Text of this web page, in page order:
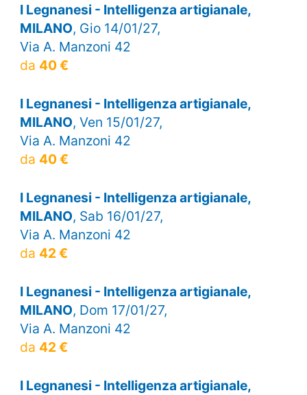
I Legnanesi - Intelligenza artigianale,
MILANO, Gio 14/01/27,
Via A. Manzoni 42
da 40 €
I Legnanesi - Intelligenza artigianale,
MILANO, Ven 15/01/27,
Via A. Manzoni 42
da 40 €
I Legnanesi - Intelligenza artigianale,
MILANO, Sab 16/01/27,
Via A. Manzoni 42
da 42 €
I Legnanesi - Intelligenza artigianale,
MILANO, Dom 17/01/27,
Via A. Manzoni 42
da 42 €
I Legnanesi - Intelligenza artigianale,